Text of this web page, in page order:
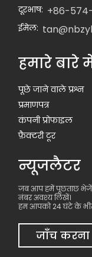
दूरभाष: +86-
ईमेल:
हमारे बारे
पूछे जाने वाले प्रश्न
प्रमाणपत्र
कंपनी प्रोफाइल
फ़ैक्टरी टूर
न्यूजलैटर
जब आप हमें पूछताछ भेजें,
नंबर अवश्य लिखें।
हम आपको 24 घंटे के
जाँच करना